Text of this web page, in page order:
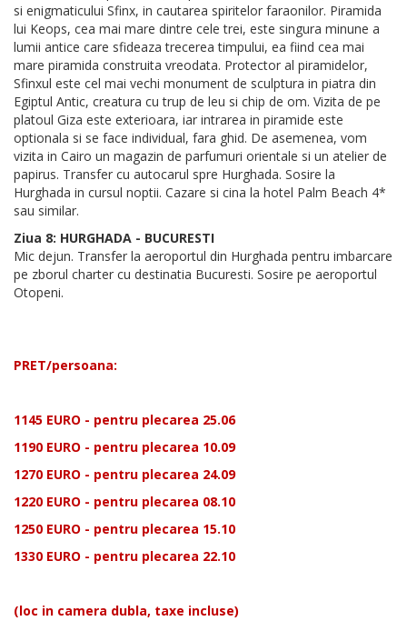
si enigmaticului Sfinx, in cautarea spiritelor faraonilor. Piramida
lui Keops, cea mai mare dintre cele trei, este singura minune a
lumii antice care sfideaza trecerea timpului, ea fiind cea mai
mare piramida construita vreodata. Protector al piramidelor,
Sfinxul este cel mai vechi monument de sculptura in piatra din
Egiptul Antic, creatura cu trup de leu si chip de om. Vizita de pe
platoul Giza este exterioara, iar intrarea in piramide este
optionala si se face individual, fara ghid. De asemenea, vom
vizita in Cairo un magazin de parfumuri orientale si un atelier de
papirus. Transfer cu autocarul spre Hurghada. Sosire la
Hurghada in cursul noptii. Cazare si cina la hotel Palm Beach 4*
sau similar.
Ziua 8: HURGHADA - BUCURESTI
Mic dejun. Transfer la aeroportul din Hurghada pentru imbarcare
pe zborul charter cu destinatia Bucuresti. Sosire pe aeroportul
Otopeni.
PRET/persoana:
1145 EURO - pentru plecarea 25.06
1190 EURO - pentru plecarea 10.09
1270 EURO - pentru plecarea 24.09
1220 EURO - pentru plecarea 08.10
1250 EURO - pentru plecarea 15.10
1330 EURO - pentru plecarea 22.10
(loc in camera dubla, taxe incluse)